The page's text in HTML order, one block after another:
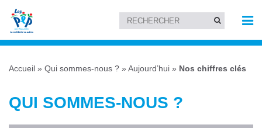
Accueil » Qui sommes-nous ? » Aujourd’hui » Nos chiffres clés
QUI SOMMES-NOUS ?